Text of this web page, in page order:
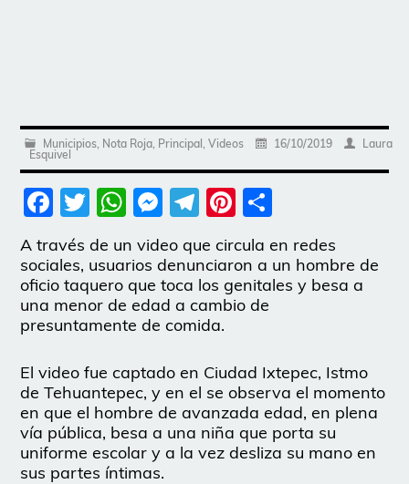
Municipios Nota Roja Principal ,Videos 16/10/2019
Laura
Esquivel
Facebook
Twitter
WhatsApp
Messenger
Telegram
Pinterest
A través de un video que circula en redes
sociales, usuarios denunciaron a un hombre de
oficio taquero que toca los genitales y besa a
una menor de edad a cambio de
presuntamente de comida.
El video fue captado en Ciudad Ixtepec, Istmo
de Tehuantepec, y en el se observa el momento
en que el hombre de avanzada edad, en plena
vía pública, besa a una niña que porta su
uniforme escolar y a la vez desliza su mano en
sus partes íntimas.